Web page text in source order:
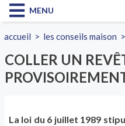
MENU
accueil > les conseils maison
COLLER UN
La loi du 6 juillet 1989